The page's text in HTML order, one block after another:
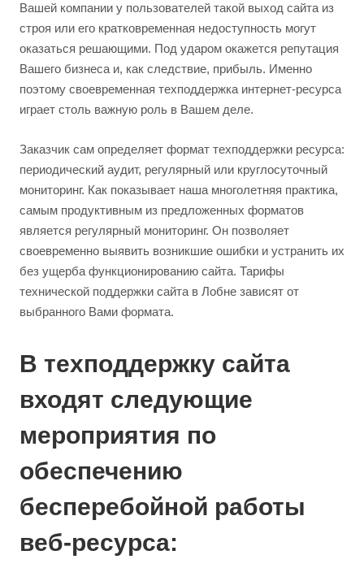
Вашей компании у пользователей такой выход сайта из
строя или его кратковременная недоступность могут
оказаться решающими. Под ударом окажется репутация
Вашего бизнеса и, как следствие, прибыль. Именно
поэтому своевременная техподдержка интернет-ресурса
играет столь важную роль в Вашем деле.
Заказчик сам определяет формат техподдержки ресурса:
периодический аудит, регулярный или круглосуточный
мониторинг. Как показывает наша многолетняя практика,
самым продуктивным из предложенных форматов
является регулярный мониторинг. Он позволяет
своевременно выявить возникшие ошибки и устранить их
без ущерба функционированию сайта. Тарифы
технической поддержки сайта в Лобне зависят от
выбранного Вами формата.
В техподдержку сайта
входят следующие
мероприятия по
обеспечению
бесперебойной работы
веб-ресурса: